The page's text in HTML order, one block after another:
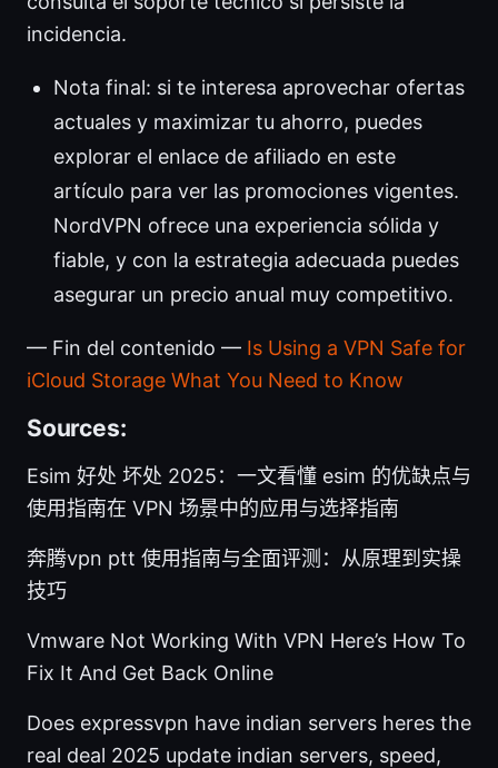
incidencia.
Nota final: si te interesa aprovechar ofertas
actuales y maximizar tu ahorro, puedes
explorar el enlace de afiliado en este
artículo para ver las promociones vigentes.
NordVPN ofrece una experiencia sólida y
fiable, y con la estrategia adecuada puedes
asegurar un precio anual muy competitivo.
— Fin del contenido — Is Using a VPN Safe for
iCloud Storage What You Need to Know
Sources:
Esim 好处 坏处 2025：一文看懂 esim 的优缺点与
使用指南在 VPN 场景中的应用与选择指南
奔腾vpn ptt 使用指南与全面评测：从原理到实操
技巧
Vmware Not Working With VPN Here’s How To
Fix It And Get Back Online
Does expressvpn have indian servers heres the
real deal 2025 update indian servers, speed,